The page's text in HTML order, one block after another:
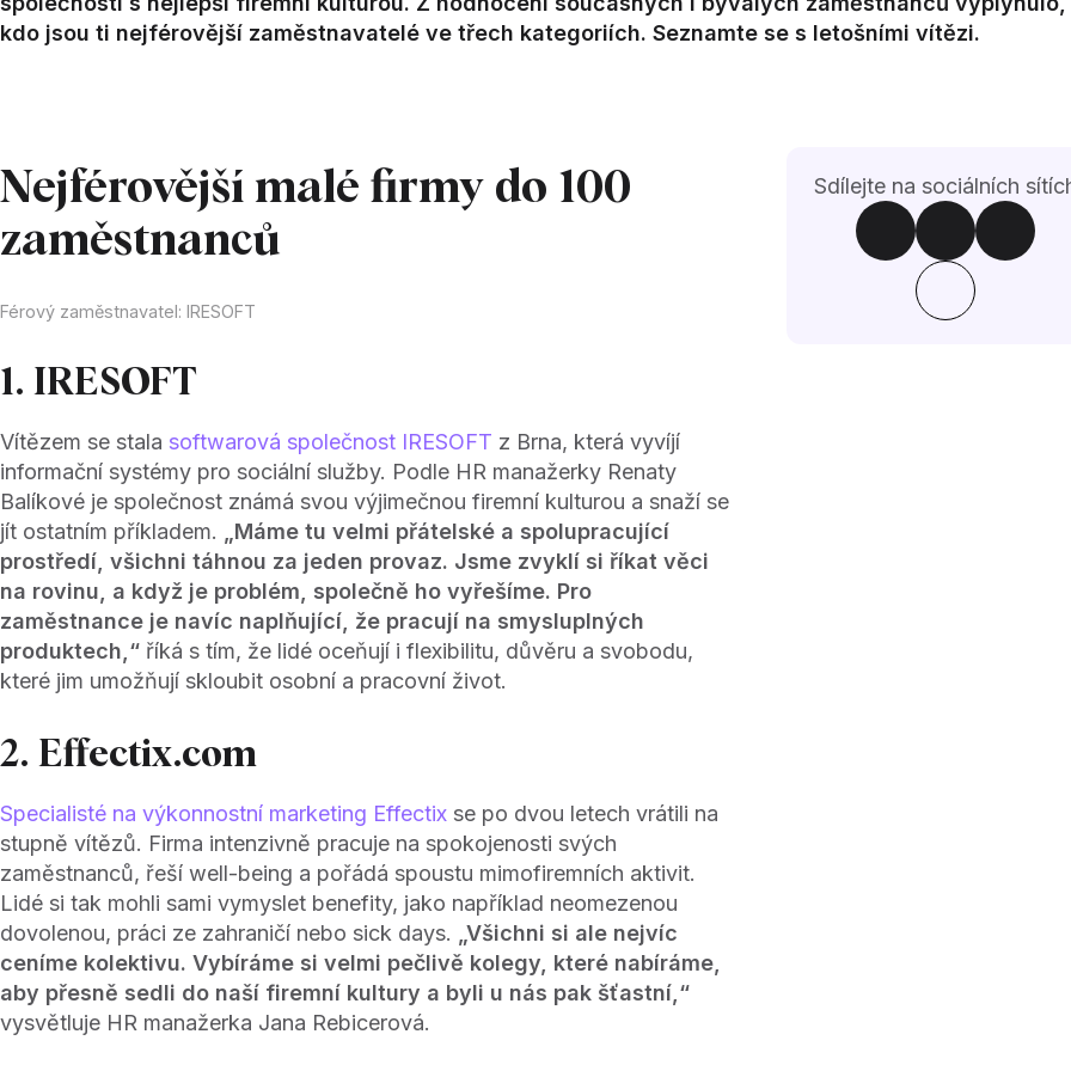
kdo jsou ti nejférovější zaměstnavatelé ve třech kategoriích. Seznamte se s letošními vítězi.
Nejférovější malé firmy do 100
zaměstnanců
Férový zaměstnavatel: IRESOFT
1. IRESOFT
Vítězem se stala softwarová společnost IRESOFT z Brna, která vyvíjí
informační systémy pro sociální služby. Podle HR manažerky Renaty
Balíkové je společnost známá svou výjimečnou firemní kulturou a snaží se
jít ostatním příkladem.
„Máme tu velmi přátelské a spolupracující
prostředí, všichni táhnou za jeden provaz. Jsme zvyklí si říkat věci
na rovinu, a když je problém, společně ho vyřešíme. Pro
zaměstnance je navíc naplňující, že pracují na smysluplných
produktech,“ říká s tím, že lidé oceňují i flexibilitu, důvěru a svobodu,
které jim umožňují skloubit osobní a pracovní život.
2. Effectix.com
Specialisté na výkonnostní marketing Effectix se po dvou letech vrátili na
stupně vítězů. Firma intenzivně pracuje na spokojenosti svých
zaměstnanců, řeší well-being a pořádá spoustu mimofiremních aktivit.
Lidé si tak mohli sami vymyslet benefity, jako například neomezenou
dovolenou, práci ze zahraničí nebo sick days.
„Všichni si ale nejvíc
ceníme kolektivu. Vybíráme si velmi pečlivě kolegy, které nabíráme,
aby přesně sedli do naší firemní kultury a byli u nás pak šťastní,“
vysvětluje HR manažerka Jana Rebicerová.
Sdílejte na sociálních